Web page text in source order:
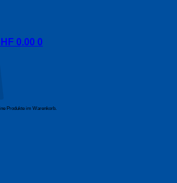
0.00 0
Produkte im Warenkorb.